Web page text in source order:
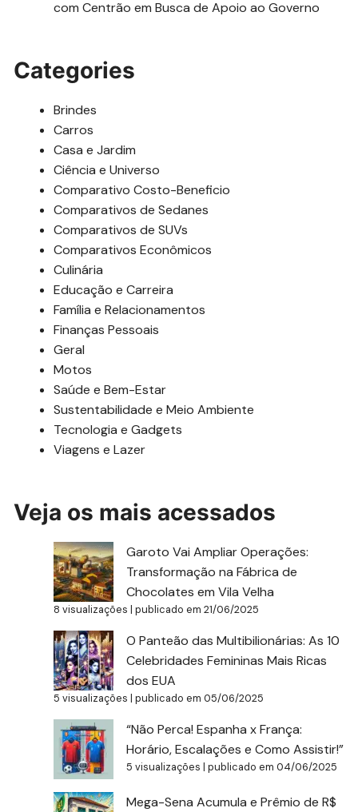
com Centrão em Busca de Apoio ao Governo
Categories
Brindes
Carros
Casa e Jardim
Ciência e Universo
Comparativo Costo-Beneficio
Comparativos de Sedanes
Comparativos de SUVs
Comparativos Econômicos
Culinária
Educação e Carreira
Família e Relacionamentos
Finanças Pessoais
Geral
Motos
Saúde e Bem-Estar
Sustentabilidade e Meio Ambiente
Tecnologia e Gadgets
Viagens e Lazer
Veja os mais acessados
Garoto Vai Ampliar Operações:
Transformação na Fábrica de
Chocolates em Vila Velha
8 visualizações |publicado em 21/06/2025
O Panteão das Multibilionárias: As 10
Celebridades Femininas Mais Ricas
dos EUA
5 visualizações |publicado em 05/06/2025
“Não Perca! Espanha x França:
Horário, Escalações e Como Assistir!”
5 visualizações |publicado em 04/06/2025
Mega-Sena Acumula e Prêmio de R$